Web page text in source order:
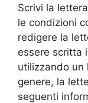
Scrivi la
le condizioni
redigere la
essere scritta
utilizzando un
genere, la
seguenti